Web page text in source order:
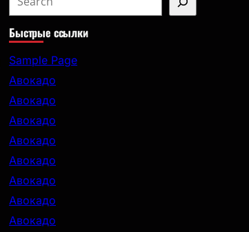
e
a
r
c
h
Быстрые ссылки
Sample Page
Авокадо
Авокадо
Авокадо
Авокадо
Авокадо
Авокадо
Авокадо
Авокадо